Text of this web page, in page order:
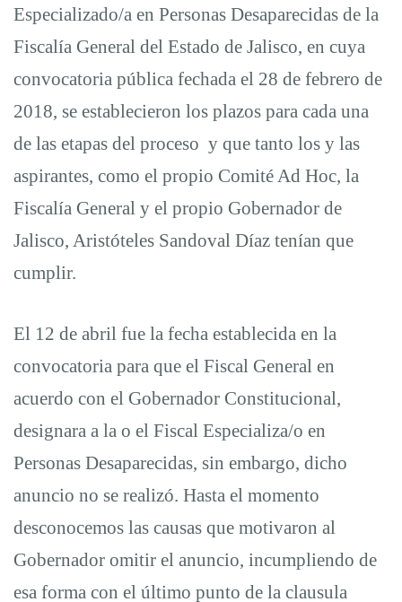
Desaparecidas
en
Jalisco.
Especializado/a en Personas Desaparecidas de la
Fiscalía General del Estado de Jalisco, en cuya
convocatoria pública fechada el 28 de febrero de
2018, se establecieron los plazos para cada una
de las etapas del proceso y que tanto los y las
aspirantes, como el propio Comité Ad Hoc, la
Fiscalía General y el propio Gobernador de
Jalisco, Aristóteles Sandoval Díaz tenían que
cumplir.
El 12 de abril fue la fecha establecida en la
convocatoria para que el Fiscal General en
acuerdo con el Gobernador Constitucional,
designara a la o el Fiscal Especializa/o en
Personas Desaparecidas, sin embargo, dicho
anuncio no se realizó. Hasta el momento
desconocemos las causas que motivaron al
Gobernador omitir el anuncio, incumpliendo de
esa forma con el último punto de la clausula